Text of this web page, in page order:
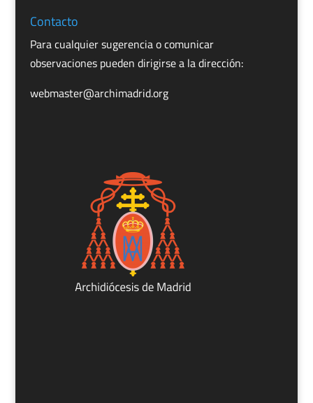
Contacto
Para cualquier sugerencia o comunicar
observaciones pueden dirigirse a la dirección:
webmaster@archimadrid.org